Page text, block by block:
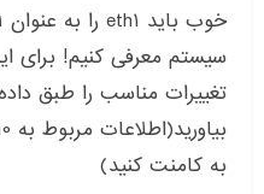
خوب باید eth1 را به عنوان
سیستم معرفی کنیم! برای
تغییرات مناسب را طبق
بیاورید(اطلاعات مربوط به
به کامنت کنید)